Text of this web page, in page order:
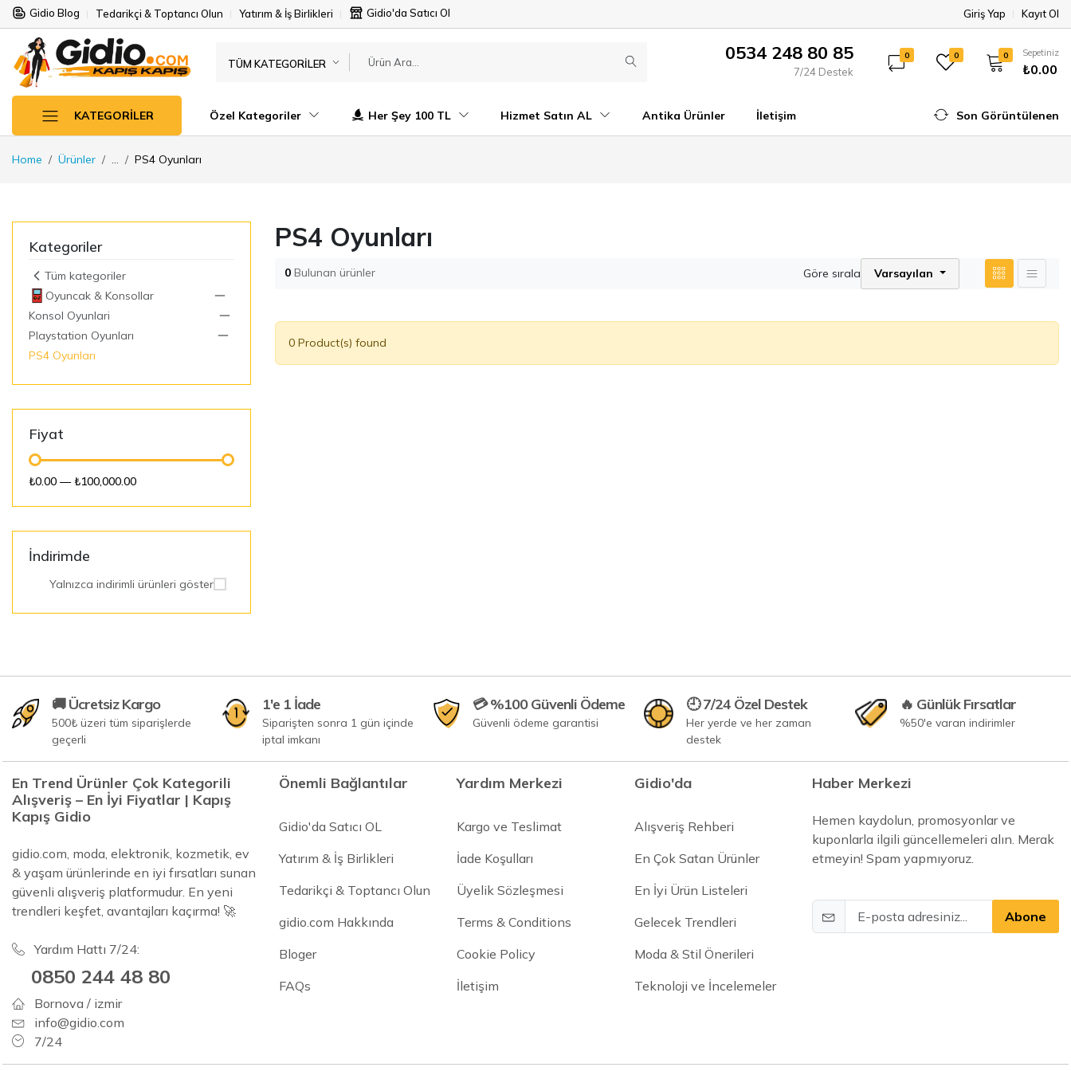
Gidio Blog Tedarikçi & Toptancı Olun Yatırım & İş Birlikleri Gidio'da Satıcı Ol Giriş Yap Kayıt Ol
TÜM KATEGORILER 0534 248 80 85
7/24 Destek
0 0 0 Sepetiniz
₺0.00
KATEGORILER Özel Kategoriler Her Şey 100 TL Hizmet Satın AL Antika Ürünler İletişim Son Görüntülenen
Home Ürünler PS4 Oyunları
Kategoriler
Tüm kategoriler
Oyuncak & Konsollar
Konsol Oyunlari
Playstation Oyunları
PS4 Oyunları
Fiyat
₺0.00 —₺100,000.00
İndirimde
Yalnızca indirimli ürünleri göster
PS4 Oyunları
0 Bulunan ürünler Göre sırala Varsayılan
0 Product(s) found
🚚 Ücretsiz Kargo
500₺ üzeri tüm siparişlerde
geçerli
1'e 1 İade
Siparişten sonra 1 gün içinde
iptal imkanı
💳 %100 Güvenli Ödeme
Güvenli ödeme garantisi
🕘 7/24 Özel Destek
Her yerde ve her zaman
destek
🔥 Günlük Fırsatlar
%50'e varan indirimler
En Trend Ürünler Çok Kategorili
Alışveriş – En İyi Fiyatlar | Kapış
Kapış Gidio
gidio.com, moda, elektronik, kozmetik, ev
& yaşam ürünlerinde en iyi fırsatları sunan
güvenli alışveriş platformudur. En yeni
trendleri keşfet, avantajları kaçırma! 🚀
Yardım Hattı 7/24:
0850 244 48 80
Bornova / izmir
info@gidio.com
7/24
Önemli Bağlantılar
Gidio'da Satıcı OL
Yatırım & İş Birlikleri
Tedarikçi & Toptancı Olun
gidio.com Hakkında
Bloger
FAQs
Yardım Merkezi
Kargo ve Teslimat
İade Koşulları
Üyelik Sözleşmesi
Terms & Conditions
Cookie Policy
İletişim
Gidio'da
Alışveriş Rehberi
En Çok Satan Ürünler
En İyi Ürün Listeleri
Gelecek Trendleri
Moda & Stil Önerileri
Teknoloji ve İncelemeler
Haber Merkezi
Hemen kaydolun, promosyonlar ve
kuponlarla ilgili güncellemeleri alın. Merak
etmeyin! Spam yapmıyoruz.
Abone